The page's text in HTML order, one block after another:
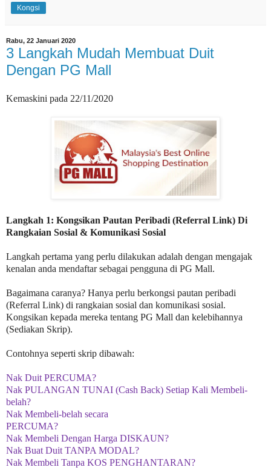
Kongsi
Rabu, 22 Januari 2020
3 Langkah Mudah Membuat Duit
Dengan PG Mall
Kemaskini pada 22/11/2020
Langkah 1: Kongsikan Pautan Peribadi (Referral Link) Di
Rangkaian Sosial & Komunikasi Sosial
Langkah pertama yang perlu dilakukan adalah dengan mengajak
kenalan anda mendaftar sebagai pengguna di PG Mall.
Bagaimana caranya? Hanya perlu berkongsi pautan peribadi
(Referral Link) di rangkaian sosial dan komunikasi sosial.
Kongsikan kepada mereka tentang PG Mall dan kelebihannya
(Sediakan Skrip).
Contohnya seperti skrip dibawah:
Nak Duit PERCUMA?
Nak PULANGAN TUNAI (Cash Back) Setiap Kali Membeli-
belah?
Nak Membeli-belah secara
PERCUMA?
Nak Membeli Dengan Harga DISKAUN?
Nak Buat Duit TANPA MODAL?
Nak Membeli Tanpa KOS PENGHANTARAN?